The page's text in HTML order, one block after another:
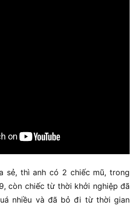
sẻ, thì anh có 2 chiếc mũ, trong
còn chiếc từ thời khởi nghiệp đã
nhiều và đã bỏ đi từ thời gian